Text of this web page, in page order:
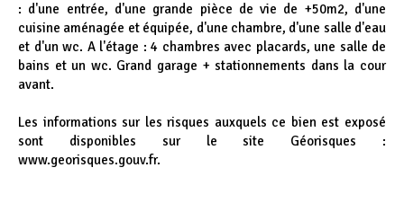
: d'une entrée, d'une grande pièce de vie de +50m2, d'une
cuisine aménagée et équipée, d'une chambre, d'une salle d'eau
et d'un wc. A l'étage : 4 chambres avec placards, une salle de
bains et un wc. Grand garage + stationnements dans la cour
avant.
Les informations sur les risques auxquels ce bien est exposé
sont disponibles sur le site Géorisques :
www.georisques.gouv.fr.